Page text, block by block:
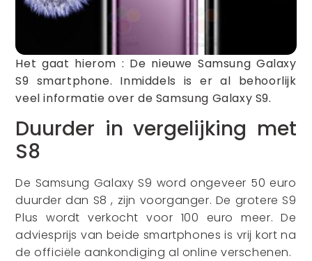
Het gaat hierom : De nieuwe Samsung Galaxy
S9 smartphone. Inmiddels is er al behoorlijk
veel informatie over de Samsung Galaxy S9.
Duurder in vergelijking met
S8
De Samsung Galaxy S9 word ongeveer 50 euro
duurder dan S8 , zijn voorganger. De grotere S9
Plus wordt verkocht voor 100 euro meer. De
adviesprijs van beide smartphones is vrij kort na
de officiële aankondiging al online verschenen.